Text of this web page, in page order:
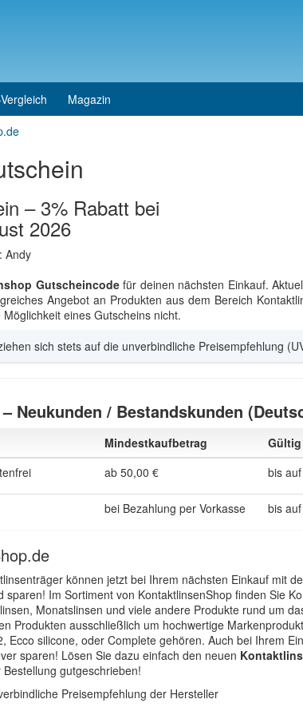
Magazin
– 3% Rabatt bei
2026
Andy
Gutscheincodefür deinen nächsten Einkauf.
Angebot an Produkten aus dem Bereich
eines Gutscheins nicht.
sich stets auf die unverbindliche Preisempfehlung
Neukunden / Bestandskunden
Mindestkaufbetrag
ab 50,00 € bis
bei Bezahlung per Vorkasse bis
können jetzt bei Ihrem nächsten Einkauf mit
Im Sortiment von KontaktlinsenShop finden Sie
Monatslinsen und viele andere Produkte rund um
Produkten ausschließlich um hochwertige
Ecco silicone, oder Complete gehören. Auch bei Ihrem
sparen! Lösen Sie dazu einfach den neuen
gutgeschrieben!
Preisempfehlung der Hersteller